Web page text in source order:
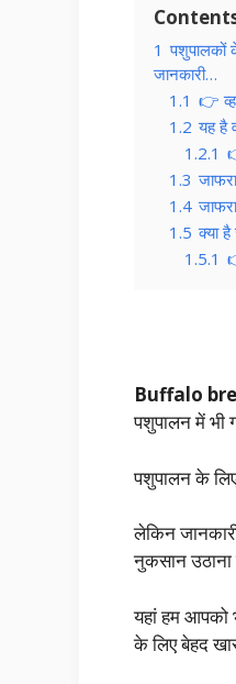
1 पशुपालकों
जानकारी…
1.1 👉
1.2 यह है
1.2.1
1.3
1.4
1.5 क्या
1.5.1
Buffalo
पशुपालन में भी
पशुपालन के
लेकिन
नुकसान उठाना
यहां हम आपको
के लिए बेहद